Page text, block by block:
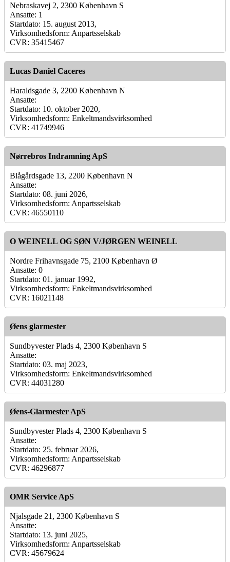
Nebraskavej 2, 2300 København S
Ansatte: 1
Startdato: 15. august 2013,
Virksomhedsform: Anpartsselskab
CVR: 35415467
Lucas Daniel Caceres
Haraldsgade 3, 2200 København N
Ansatte:
Startdato: 10. oktober 2020,
Virksomhedsform: Enkeltmandsvirksomhed
CVR: 41749946
Nørrebros Indramning ApS
Blågårdsgade 13, 2200 København N
Ansatte:
Startdato: 08. juni 2026,
Virksomhedsform: Anpartsselskab
CVR: 46550110
O WEINELL OG SØN V/JØRGEN WEINELL
Nordre Frihavnsgade 75, 2100 København Ø
Ansatte: 0
Startdato: 01. januar 1992,
Virksomhedsform: Enkeltmandsvirksomhed
CVR: 16021148
Øens glarmester
Sundbyvester Plads 4, 2300 København S
Ansatte:
Startdato: 03. maj 2023,
Virksomhedsform: Enkeltmandsvirksomhed
CVR: 44031280
Øens-Glarmester ApS
Sundbyvester Plads 4, 2300 København S
Ansatte:
Startdato: 25. februar 2026,
Virksomhedsform: Anpartsselskab
CVR: 46296877
OMR Service ApS
Njalsgade 21, 2300 København S
Ansatte:
Startdato: 13. juni 2025,
Virksomhedsform: Anpartsselskab
CVR: 45679624